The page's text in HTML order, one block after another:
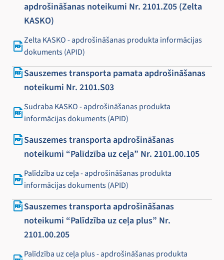
apdrošināšanas noteikumi Nr. 2101.Z05 (Zelta
KASKO)
Zelta KASKO - apdrošināšanas produkta informācijas
dokuments (APID)
Sauszemes transporta pamata apdrošināšanas
noteikumi Nr. 2101.S03
Sudraba KASKO - apdrošināšanas produkta
informācijas dokuments (APID)
Sauszemes transporta apdrošināšanas
noteikumi “Palīdzība uz ceļa” Nr. 2101.00.105
Palīdzība uz ceļa - apdrošināšanas produkta
informācijas dokuments (APID)
Sauszemes transporta apdrošināšanas
noteikumi “Palīdzība uz ceļa plus” Nr.
2101.00.205
Palīdzība uz ceļa plus - apdrošināšanas produkta